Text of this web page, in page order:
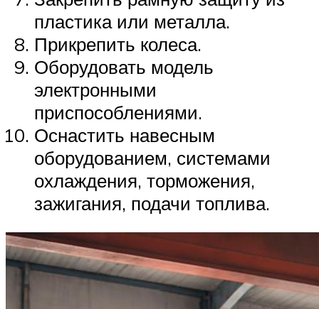
пластика или металла.
Прикрепить колеса.
Оборудовать модель
электронными
приспособлениями.
Оснастить навесным
оборудованием, системами
охлаждения, торможения,
зажигания, подачи топлива.